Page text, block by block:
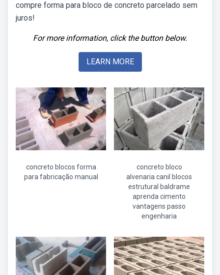
compre forma para bloco de concreto parcelado sem
juros!
For more information, click the button below.
LEARN MORE
concreto blocos forma
para fabricação manual
concreto bloco
alvenaria canil blocos
estrutural baldrame
aprenda cimento
vantagens passo
engenharia